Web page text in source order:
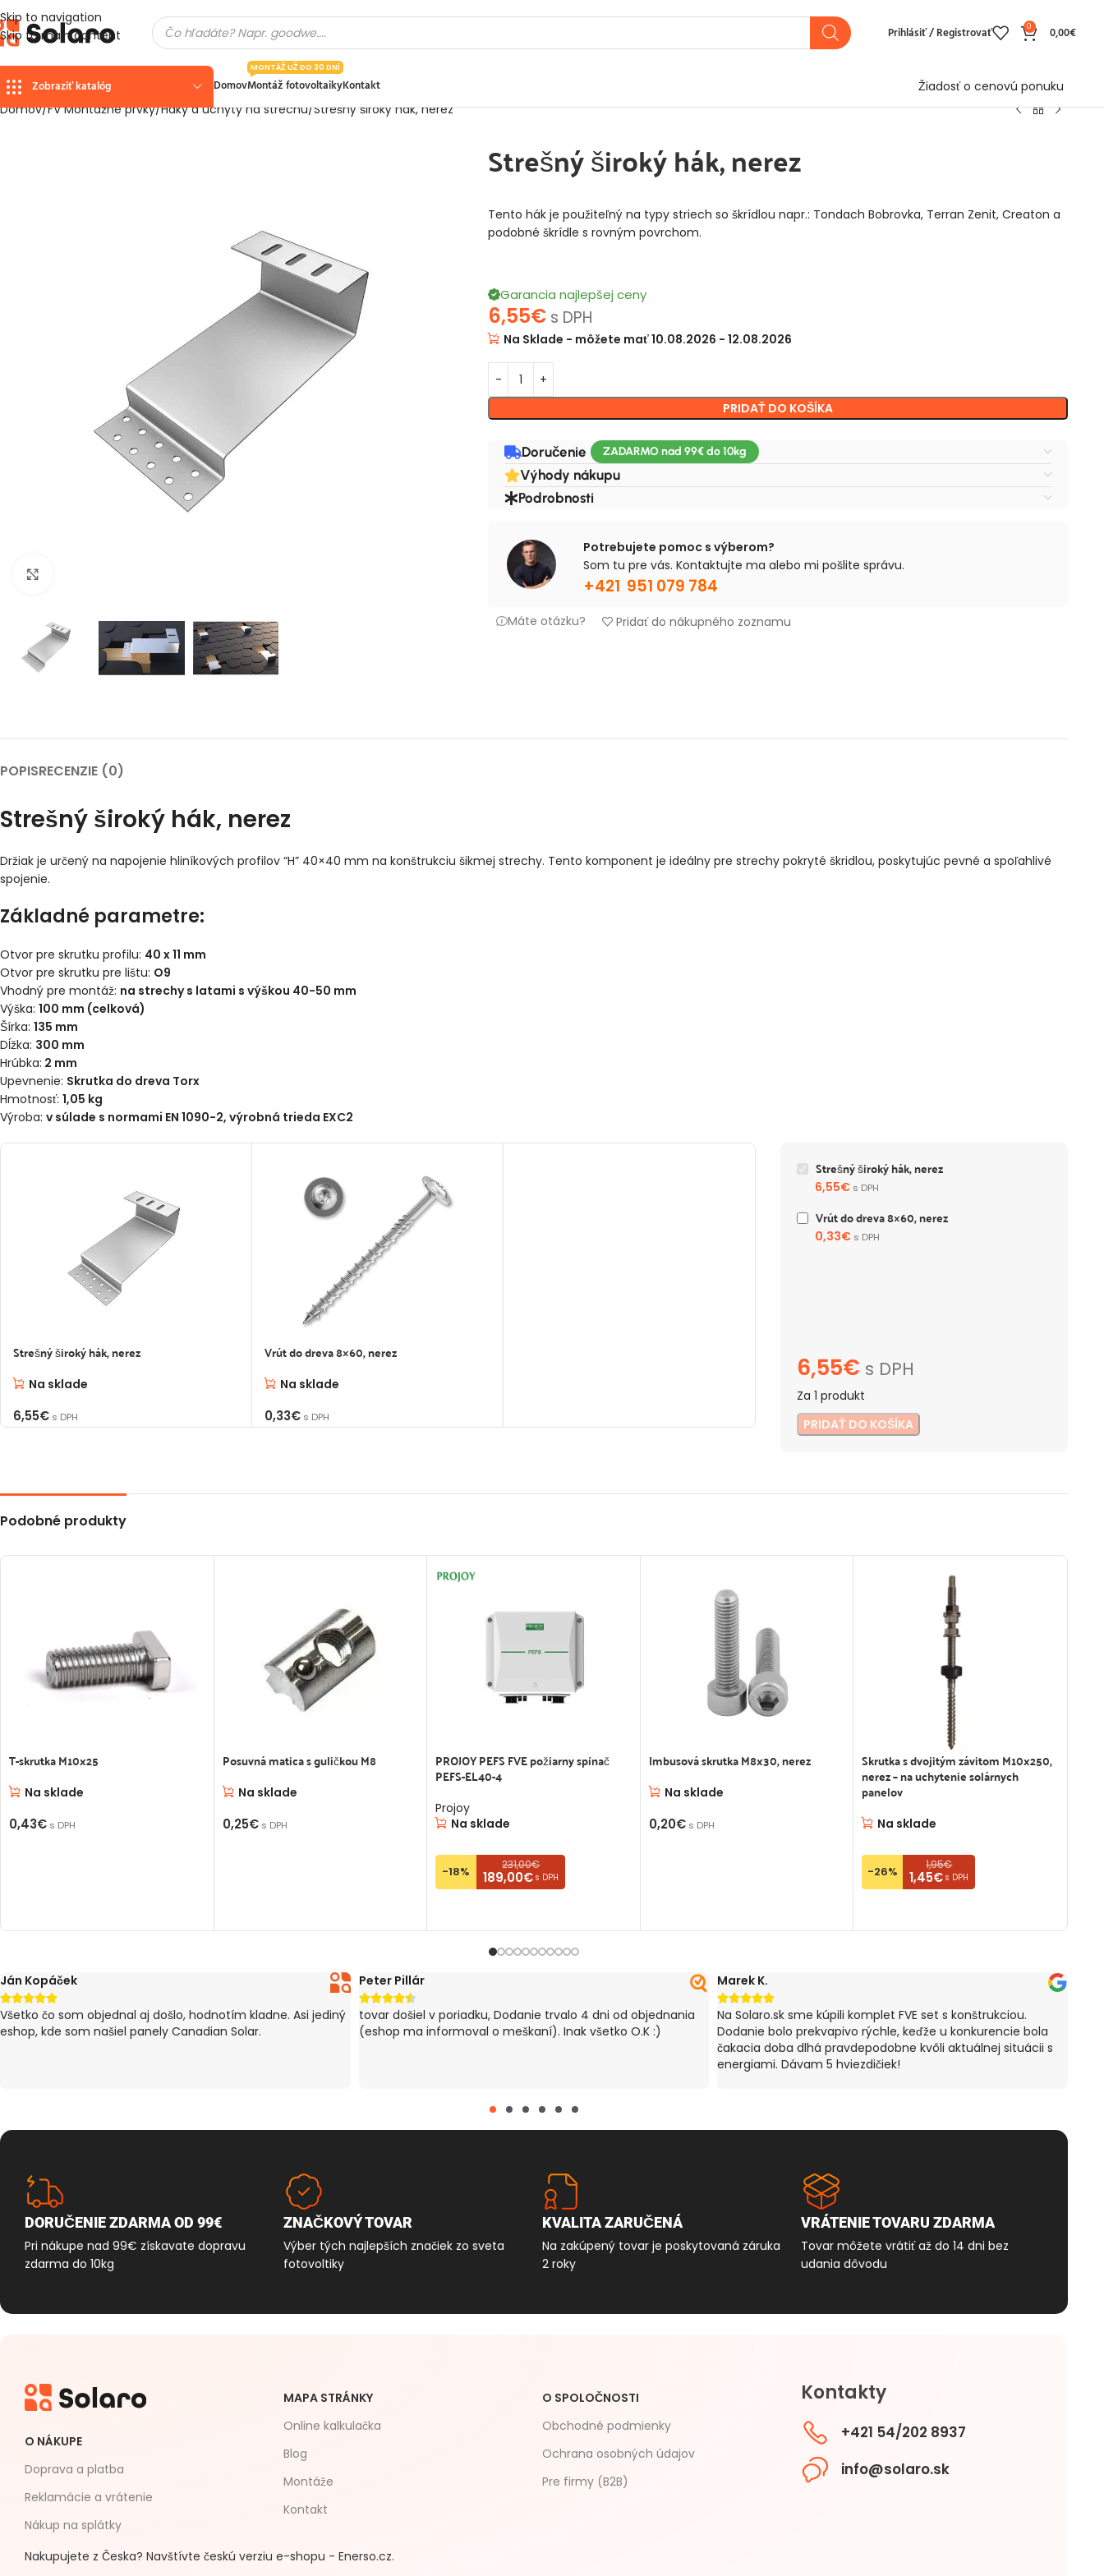
Skip to navigation
Skip to main content
Prihlásiť / Registrovať 0 0,00€
Zobraziť katalóg DomovMontáž fotovoltaiky
MONTÁŽ UŽ DO 30 DNÍ
Kontakt
Žiadosť o cenovú ponuku
Domov FV Montážne prvky Háky a úchyty na strechu Strešný široký hák, nerez
Strešný široký hák, nerez
Tento hák je použiteľný na typy striech so škrídlou napr.: Tondach Bobrovka, Terran Zenit, Creaton a
podobné škrídle s rovným povrchom.
Garancia najlepšej ceny
6,55€ s DPH
Na Sklade - môžete mať 10.08.2026 - 12.08.2026
PRIDAŤ DO KOŠÍKA
Doručenie
Výhody nákupu
Podrobnosti
Potrebujete pomoc s výberom?
Som tu pre vás. Kontaktujte ma alebo mi pošlite správu.
+421 951 079 784
Máte otázku? Pridať do nákupného zoznamu
POPISRECENZIE (0)
Strešný široký hák, nerez
Držiak je určený na napojenie hliníkových profilov “H” 40×40 mm na konštrukciu šikmej strechy. Tento komponent je ideálny pre strechy pokryté škridlou, poskytujúc pevné a spoľahlivé
spojenie.
Základné parametre:
Otvor pre skrutku profilu: 40 x 11 mm
Otvor pre skrutku pre lištu: O9
Vhodný pre montáž: na strechy s latami s výškou 40-50 mm
Výška: 100 mm (celková)
Šírka: 135 mm
Dĺžka: 300 mm
Hrúbka: 2 mm
Upevnenie: Skrutka do dreva Torx
Hmotnosť: 1,05 kg
Výroba: v súlade s normami EN 1090-2, výrobná trieda EXC2
Strešný široký hák, nerez
Na sklade
6,55€ s DPH
Vrút do dreva 8×60, nerez
Na sklade
0,33€s DPH
Strešný široký hák, nerez
6,55€ s DPH
Vrút do dreva 8×60, nerez
0,33€ s DPH
6,55€ s DPH
Za 1 produkt
PRIDAŤ DO KOŠÍKA
Podobné produkty
T-skrutka M10x25
Na sklade
0,43€ s DPH
Posuvná matica s guličkou M8
Na sklade
0,25€s DPH
PROJOY PEFS FVE požiarny spínač
PEFS-EL40-4
Projoy
Na sklade
-18% 231,00€
189,00€ s DPH
Imbusová skrutka M8x30, nerez
Na sklade
0,20€s DPH
Skrutka s dvojitým závitom M10x250,
nerez – na uchytenie solárnych
panelov
Na sklade
-26% 1,95€
1,45€ s DPH
Ján Kopáček

Všetko čo som objednal aj došlo, hodnotím kladne. Asi jediný
eshop, kde som našiel panely Canadian Solar.
Peter Pillár

tovar došiel v poriadku, Dodanie trvalo 4 dni od objednania
(eshop ma informoval o meškaní). Inak všetko O.K :)
Marek K.

Na Solaro.sk sme kúpili komplet FVE set s konštrukciou.
Dodanie bolo prekvapivo rýchle, keďže u konkurencie bola
čakacia doba dlhá pravdepodobne kvôli aktuálnej situácii s
energiami. Dávam 5 hviezdičiek!
DORUČENIE ZDARMA OD 99€
Pri nákupe nad 99€ získavate dopravu
zdarma do 10kg
ZNAČKOVÝ TOVAR
Výber tých najlepších značiek zo sveta
fotovoltiky
KVALITA ZARUČENÁ
Na zakúpený tovar je poskytovaná záruka
2 roky
VRÁTENIE TOVARU ZDARMA
Tovar môžete vrátiť až do 14 dni bez
udania dôvodu
O NÁKUPE
Doprava a platba
Reklamácie a vrátenie
Nákup na splátky
MAPA STRÁNKY
Online kalkulačka
Blog
Montáže
Kontakt
O SPOLOČNOSTI
Obchodné podmienky
Ochrana osobných údajov
Pre firmy (B2B)
Kontakty
+421 54/202 8937
info@solaro.sk
Nakupujete z Česka? Navštívte českú verziu e-shopu - Enerso.cz.